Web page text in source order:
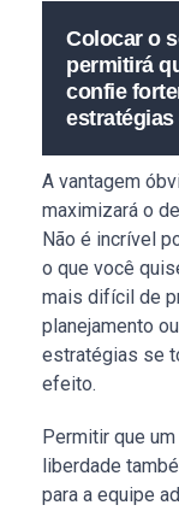
Colocar o
permitirá
confie
A vantagem
maximizará o
Não é incrível
o que você
mais difícil de
planejamento
estratégias se
efeito.
Permitir que
liberdade
para a equipe